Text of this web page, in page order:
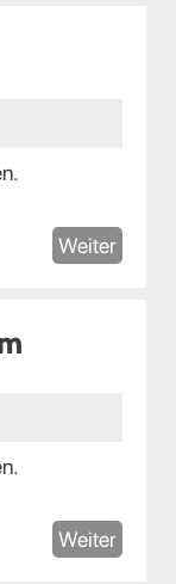
Weiter
Weiter